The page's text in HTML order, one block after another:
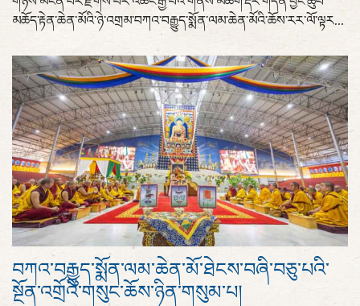
མཆོད་རྟེན་ཆེན་མོའི་ཉེ་འགྲམ་བཀའ་བརྒྱུད་སྨོན་ལམ་ཆེན་མོའི་ཆོས་རར་ལོ་ལྟར...
བཀའ་བརྒྱུད་སྨོན་ལམ་ཆེན་མོ་ཐེངས་བཞི་བཅུ་པའི་
སྔོན་འགྲོའི་གསུང་ཆོས་ཉིན་གསུམ་པ།